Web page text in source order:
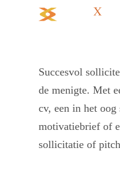
Succesvol
de menigte. Met
cv, een in het oog
motivatiebrief of
sollicitatie of